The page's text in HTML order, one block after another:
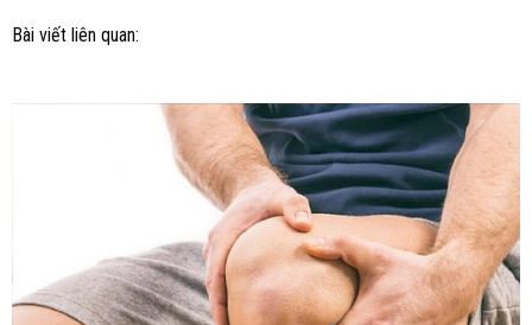
Bài viết liên quan: